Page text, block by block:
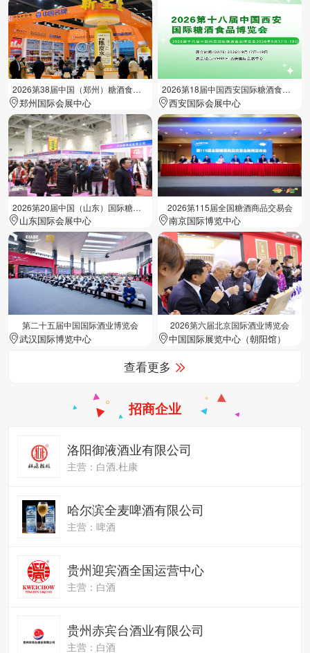
2026第38届中国（郑州）糖酒食品交易会
郑州国际会展中心
2026第18届中国西安国际糖酒食品展览会
西安国际会展中心
2026第20届中国（山东）国际糖酒食品交易会
山东国际会展中心
2026第115届全国糖酒商品交易会
南京国际博览中心
第二十五届中国国际酒业博览会
武汉国际博览中心
2026第六届北京国际酒业博览会
中国国际展览中心（朝阳馆）
查看更多
招商企业
洛阳御液酒业有限公司
主营：白酒.杜康
哈尔滨全麦啤酒有限公司
主营：啤酒
贵州迎宾酒全国运营中心
主营：白酒
贵州赤宾台酒业有限公司
主营：白酒